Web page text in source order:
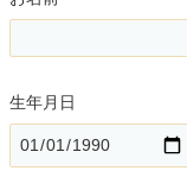
生年月日